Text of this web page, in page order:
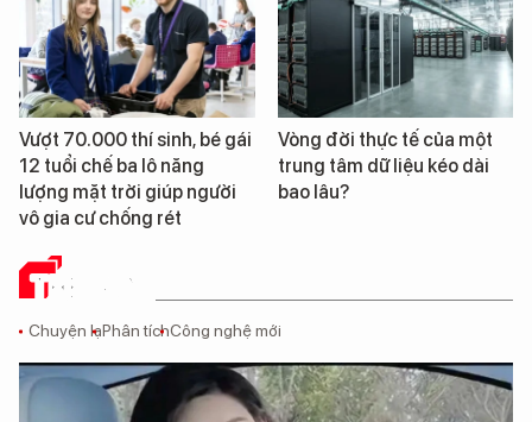
Vượt 70.000 thí sinh, bé gái
12 tuổi chế ba lô năng
lượng mặt trời giúp người
vô gia cư chống rét
Vòng đời thực tế của một
trung tâm dữ liệu kéo dài
bao lâu?
THẾ GIỚI
Chuyện lạPhân tíchCông nghệ mới